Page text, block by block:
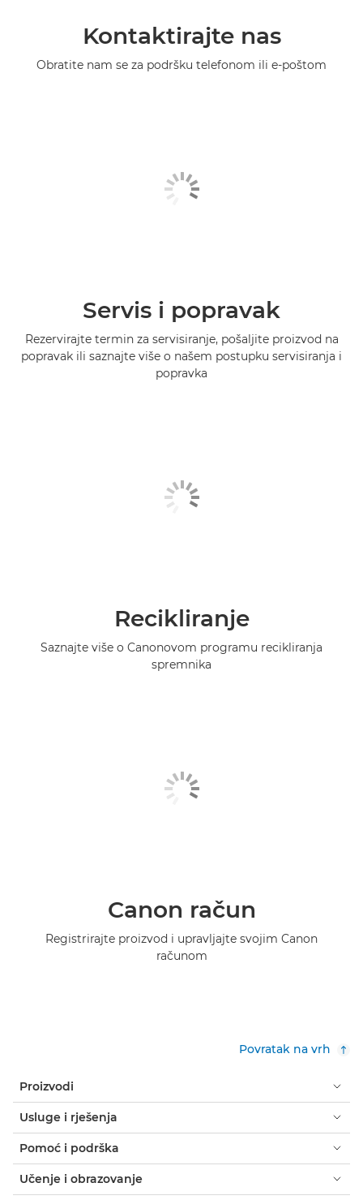
Kontaktirajte nas
Obratite nam se za podršku telefonom ili e-poštom
Servis i popravak
Rezervirajte termin za servisiranje, pošaljite proizvod na
popravak ili saznajte više o našem postupku servisiranja i
popravka
Recikliranje
Saznajte više o Canonovom programu recikliranja
spremnika
Canon račun
Registrirajte proizvod i upravljajte svojim Canon
računom
Povratak na vrh
Proizvodi
Usluge i rješenja
Pomoć i podrška
Učenje i obrazovanje